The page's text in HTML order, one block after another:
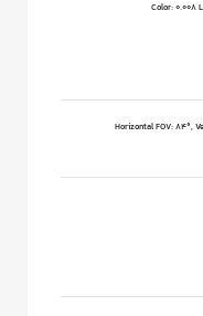
Color: 0.008
Horizontal FOV: 84°,